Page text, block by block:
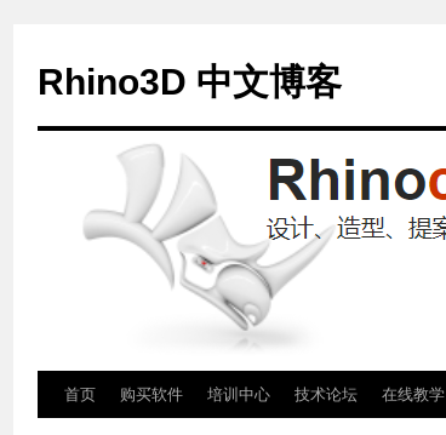
Rhino3D 中文博客
首页 购买软件 培训中心 技术论坛 在线教学